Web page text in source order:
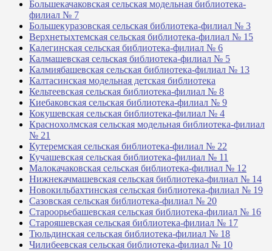
Большекачаковская сельская модельная библиотека-
филиал № 7
Большекуразовская сельская библиотека-филиал № 3
Верхнетыхтемская сельская библиотека-филиал № 15
Калегинская сельская библиотека-филиал № 6
Калмашевская сельская библиотека-филиал № 5
Калмиябашевская сельская библиотека-филиал № 13
Калтасинская модельная детская библиотека
Кельтеевская сельская библиотека-филиал № 8
Киебаковская сельская библиотека-филиал № 9
Кокушевская сельская библиотека-филиал № 4
Краснохолмская сельская модельная библиотека-филиал
№ 21
Кутеремская сельская библиотека-филиал № 22
Кучашевская сельская библиотека-филиал № 11
Малокачаковская сельская библиотека-филиал № 12
Нижнекачмашевская сельская библиотека-филиал № 14
Новокильбахтинская сельская библиотека-филиал № 19
Сазовская сельская библиотека-филиал № 20
Староорьебашевская сельская библиотека-филиал № 16
Старояшевская сельская библиотека-филиал № 17
Тюльдинская сельская библиотека-филиал № 18
Чилибеевская сельская библиотека-филиал № 10